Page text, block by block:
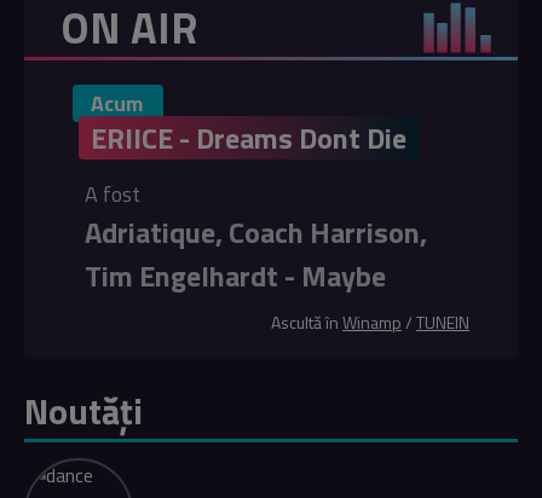
ON AIR
Acum
ERIICE - Dreams Dont Die
A fost
Adriatique, Coach Harrison,
Tim Engelhardt - Maybe
Ascultă înWinamp/TUNEIN
Noutăți